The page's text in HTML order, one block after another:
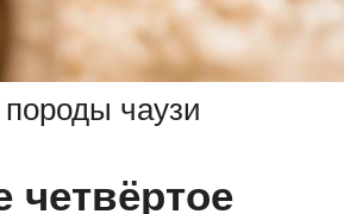
чаузи
четвёртое